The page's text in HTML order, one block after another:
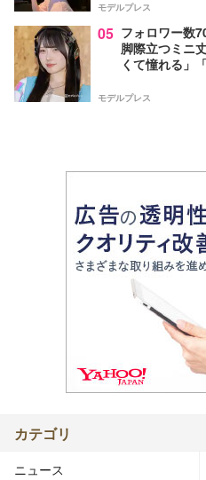
モデルプレス
05 フォロワー数
脚際立つミニ
くて憧れる」
モデルプレス
カテゴリ
ニュース